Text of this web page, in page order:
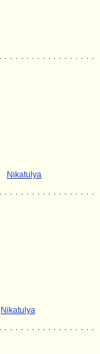
Nikatulya
Nikatulya